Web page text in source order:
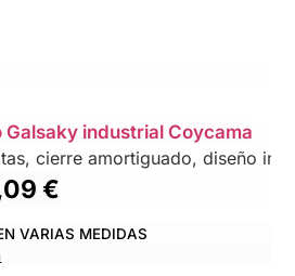
Galsaky industrial Coycama
cierre amortiguado, diseño
€
VARIAS MEDIDAS